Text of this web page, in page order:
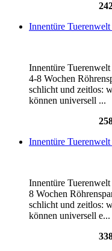
Innentüre
Innentüre
4-8 Wochen
schlicht und zeitlos:
können universell ...
Innentüre
Innentüre
8 Wochen
schlicht und zeitlos:
können universell e...